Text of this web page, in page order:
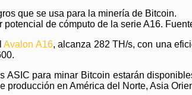
de cómputo de la serie A16.
Avalon A16, alcanza 282 TH/s, con una
ASIC para minar Bitcoin estarán
producción en América del Norte, Asia